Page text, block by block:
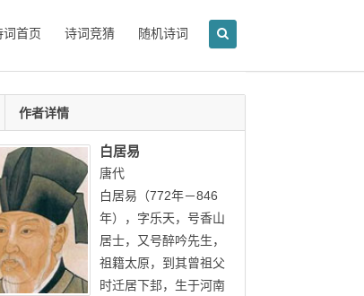
词首页 诗词竞猜 随机诗词
作者详情
白居易
唐代
白居易（772年－846
年），字乐天，号香山
居士，又号醉吟先生，
祖籍太原，到其曾祖父
时迁居下邽，生于河南